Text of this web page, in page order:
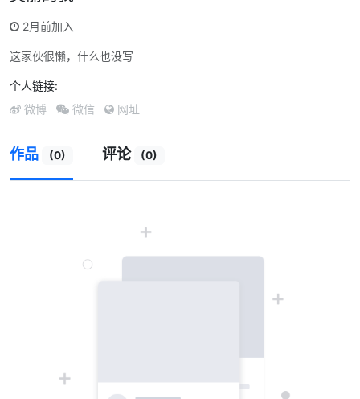
2月前加入
这家伙很懒，什么也没写
个人链接:
微博 微信 网址
作品 (0) 评论 (0)